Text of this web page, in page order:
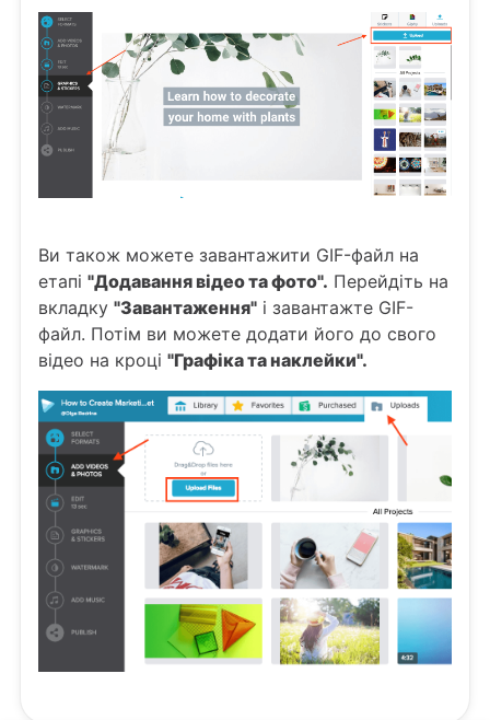
Ви також можете завантажити GIF-файл на
етапі "Додавання відео та фото". Перейдіть на
вкладку "Завантаження" і завантажте GIF-
файл. Потім ви можете додати його до свого
відео на кроці "Графіка та наклейки".